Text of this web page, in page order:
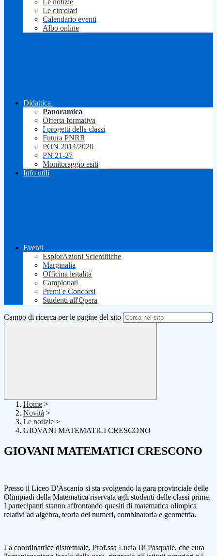
Le notizie
Le circolari
Calendario eventi
Albo online
Didattica
Panoramica
Offerta formativa
I progetti delle classi
Futura PNRR
PON 2014/2020
PN 21-27
Monitoraggio esiti
Info utili
Eventi
EsplorAzioni Scientifiche
Marginalia
Officina legalità
Campionati
Premi e Concorsi
Studenti all'Opera
Campo di ricerca per le pagine del sito
Home >
Novità >
Le notizie >
GIOVANI MATEMATICI CRESCONO
GIOVANI MATEMATICI CRESCONO
Presso il Liceo D'Ascanio si sta svolgendo la gara provinciale delle
Olimpiadi della Matematica riservata agli studenti delle classi prime.
I partecipanti stanno affrontando quesiti di matematica olimpica
relativi ad algebra, teoria dei numeri, combinatoria e geometria.
La coordinatrice distrettuale, Prof.ssa Lucia Di Pasquale, che cura